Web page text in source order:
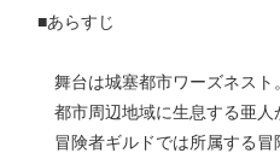
■あらすじ
舞台は城塞都市ワーズネスト。
都市周辺地域に生息する亜人
冒険者ギルドでは所属する